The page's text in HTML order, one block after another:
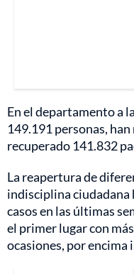
En el departamento a
149.191 personas,
recuperado 141.832
La reapertura de
indisciplina ciudadana
casos en las últimas
el primer lugar con
ocasiones, por encima